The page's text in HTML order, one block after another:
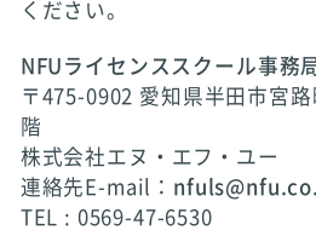
ください。
NFUライセンススクール事務
〒475-0902 愛知県半田市宮
階
株式会社エヌ・エフ・ユー
連絡先E-mail：
TEL : 0569-47-6530